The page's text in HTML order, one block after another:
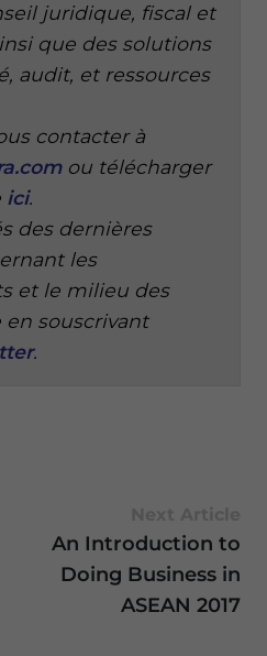
juridique, fiscal et
que des solutions
audit, et ressources
contacter à
ou télécharger
ici.
des dernières
les
et le milieu des
en souscrivant
.
An Introduction to
Doing Business in
ASEAN 2017